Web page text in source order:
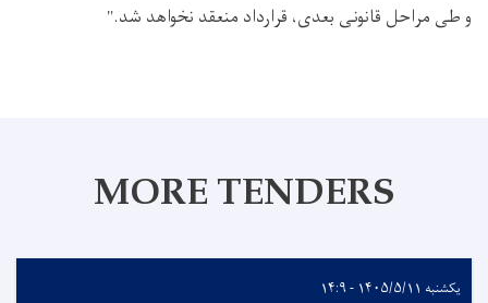
و طی مراحل قانونی بعدی، قرارداد منعقد نخواهد شد."
MORE TENDERS
یکشنبه ۱۴۰۵/۵/۱۱ - ۱۴:۹